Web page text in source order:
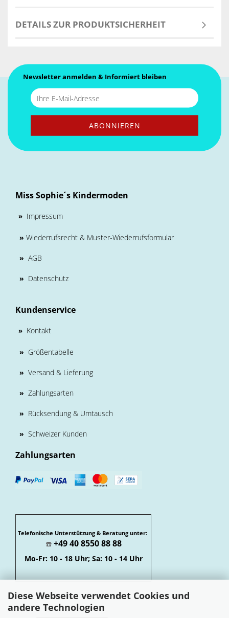
Diese Webseite verwendet Cookies und
andere Technologien
DETAILS ZUR PRODUKTSICHERHEIT
Newsletter anmelden & Informiert bleiben
Miss Sophie´s Kindermoden
» Impressum
» Wiederrufsrecht & Muster-Wiederrufsformular
» AGB
» Datenschutz
Kundenservice
» Kontakt
» Größentabelle
» Versand & Lieferung
» Zahlungsarten
» Rücksendung & Umtausch
» Schweizer Kunden
Zahlungsarten
Telefonische Unterstützung & Beratung unter:
☎️ +49 40 8550 88 88
Mo-Fr: 10 - 18 Uhr; Sa: 10 - 14 Uhr